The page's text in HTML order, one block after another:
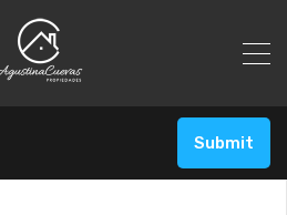
Submit